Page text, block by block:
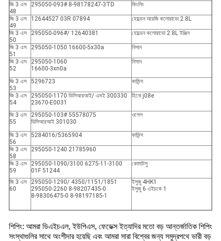
জি 3 এস
48
295050-093# 8-98178247-3TD কিংলিং
জি 3 এস
49
12644527 03R 07894 হোল্ডেন আরজি কলোরাডো 2.8L
জি 3 এস
50
295050-096#/ 12640381 হোল্ডেন কলোরাডো 2.8L ইঞ্জিন
জি 3 এস
51
295050-1050 16600-5x30a নিসান
জি 3 এস
52
295050-1060
16600-3xn0a
নিসান
জি 3 এস
53
5296723 কামিন্স
জি 3 এস
54
295050-1170 ডিসিআরআই/ এমই 300330
23670-E0031
হিনো j08e
জি 3 এস
55
295050-103# 55578075
ডিসিআরআই 301030
ওপেল
জি 3 এস
56
5284016/5365904 কামিন্স
জি 3 এস
58
295050-1240 21785960
জি 3 এস
59
295050-1090/3100 6275-11-3100
01F 51244
কোমাটসু
জি 3 এস
60
295050-1290/ 4350/1151/1851
295050-2260 8-98207435-0
8-98306475-0 8-98197185-1
ইসুজু 4HK1
ইসুজু 6 এইচকে 1
শিপিং: আমরা ডিএইচএল, ইউপিএস, ফেডেক্স ইত্যাদির মতো বড় আন্তর্জাতিক শিপিং
সংস্থাগুলির সাথে অংশীদার হয়েছি এবং আমরা সারা বিশ্বের জন্য সমুদ্রপথে ভারী বড়